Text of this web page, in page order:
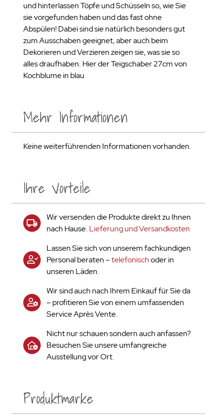
und hinterlassen Töpfe und Schüsseln so, wie Sie
sie vorgefunden haben und das fast ohne
Abspülen! Dabei sind sie natürlich besonders gut
zum Ausschaben geeignet, aber auch beim
Dekorieren und Verzieren zeigen sie, was sie so
alles draufhaben. Hier der Teigschaber 27cm von
Kochblume in blau
Ihre Vorteile
Wir versenden die Produkte direkt zu Ihnen
nach Hause. Lieferung und Versandkosten
Lassen Sie sich von unserem fachkundigen
Personal beraten –telefonischoder in
unseren Läden.
Wir sind auch nach Ihrem Einkauf für Sie da
– profitieren Sie von einem umfassenden
Service Après Vente.
Nicht nur schauen sondern auch anfassen?
Besuchen Sie unsere umfangreiche
Ausstellung vor Ort.
Mehr Informationen
Keine weiterführenden Informationen vorhanden.
Produktmarke